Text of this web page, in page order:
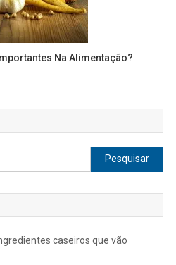
Na Alimentação?
Pesquisar
por:
caseiros que vão